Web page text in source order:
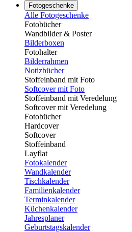
Fotogeschenke
Alle Fotogeschenke
Fotobücher
Wandbilder & Poster
Bilderboxen
Fotohalter
Bilderrahmen
Notizbücher
Stoffeinband mit Foto
Softcover mit Foto
Stoffeinband mit Veredelung
Softcover mit Veredelung
Fotobücher
Hardcover
Softcover
Stoffeinband
Layflat
Fotokalender
Wandkalender
Tischkalender
Familienkalender
Terminkalender
Küchenkalender
Jahresplaner
Geburtstagskalender